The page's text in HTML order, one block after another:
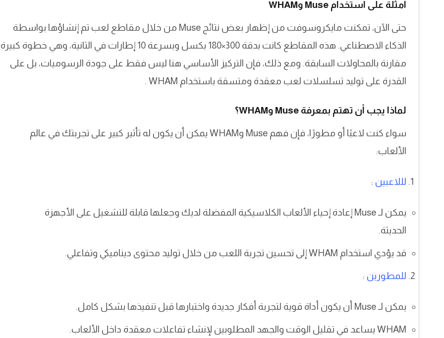
أمثلة على استخدام Muse وWHAM
حتى الآن، تمكنت مايكروسوفت من إظهار بعض نتائج Muse من خلال مقاطع لعب تم إنشاؤها بواسطة
الذكاء الاصطناعي. هذه المقاطع كانت بدقة 300×180 بكسل وبسرعة 10 إطارات في الثانية، وهي خطوة كبيرة
مقارنة بالمحاولات السابقة. ومع ذلك، فإن التركيز الأساسي هنا ليس فقط على جودة الرسوميات، بل على
القدرة على توليد تسلسلات لعب معقدة ومتسقة باستخدام WHAM .
لماذا يجب أن تهتم بمعرفة Muse وWHAM؟
سواء كنت لاعبًا أو مطورًا، فإن فهم Muse وWHAM يمكن أن يكون له تأثير كبير على تجربتك في عالم
الألعاب:
لللاعبين :
يمكن لـ Muse إعادة إحياء الألعاب الكلاسيكية المفضلة لديك وجعلها قابلة للتشغيل على الأجهزة
الحديثة.
قد يؤدي استخدام WHAM إلى تحسين تجربة اللعب من خلال توليد محتوى ديناميكي وتفاعلي.
للمطورين :
يمكن لـ Muse أن يكون أداة قوية لتجربة أفكار جديدة واختبارها قبل تنفيذها بشكل كامل.
WHAM يساعد في تقليل الوقت والجهد المطلوبين لإنشاء تفاعلات معقدة داخل الألعاب.